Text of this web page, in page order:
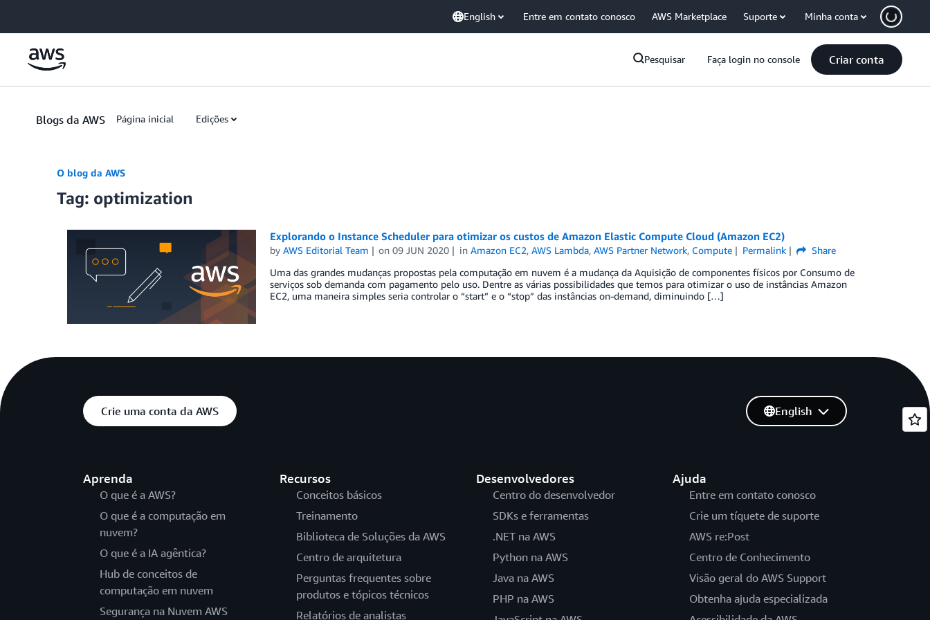
English Entre em contato conosco AWS Marketplace Suporte Minha conta
Pesquisar Faça login no console Criar conta
Blogs da AWS Página inicial Edições
O blog da AWS
Tag: optimization
Explorando o Instance Scheduler para otimizar os custos de Amazon Elastic Compute Cloud (Amazon EC2)
by AWS Editorial Team on09 JUN 2020 inAmazon EC2,AWS Lambda,AWS Partner Network, Compute Permalink
Share
Uma das grandes mudanças propostas pela computação em nuvem é a mudança da Aquisição de componentes físicos por Consumo de
serviços sob demanda com pagamento pelo uso. Dentre as várias possibilidades que temos para otimizar o uso de instâncias Amazon
EC2, uma maneira simples seria controlar o “start” e o “stop” das instâncias on-demand, diminuindo […]
Crie uma conta da AWS
Aprenda
O que é a AWS?
O que é a computação em
nuvem?
O que é a IA agêntica?
Hub de conceitos de
computação em nuvem
Segurança na Nuvem AWS
Recursos
Conceitos básicos
Treinamento
Biblioteca de Soluções da AWS
Centro de arquitetura
Perguntas frequentes sobre
produtos e tópicos técnicos
Relatórios de analistas
Desenvolvedores
Centro do desenvolvedor
SDKs e ferramentas
.NET na AWS
Python na AWS
Java na AWS
PHP na AWS
Ajuda
Entre em contato conosco
Crie um tíquete de suporte
AWS re:Post
Centro de Conhecimento
Visão geral do AWS Support
Obtenha ajuda especializada
English